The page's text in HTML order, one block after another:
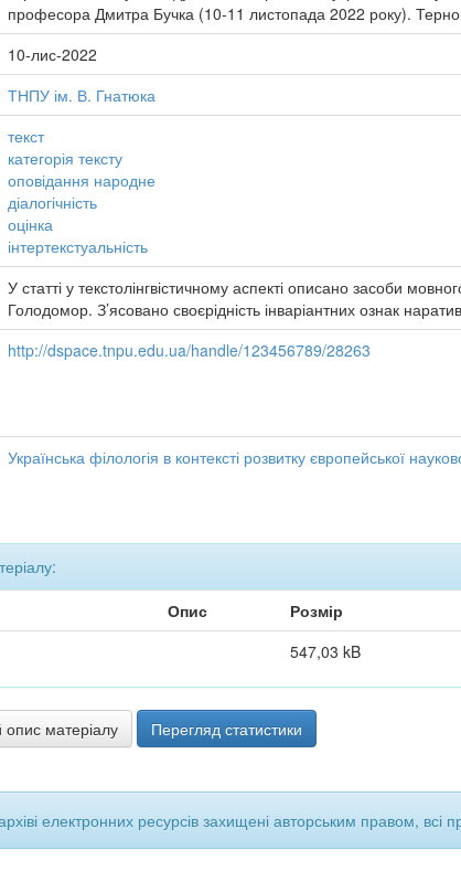
професора Дмитра Бучка (10-11 листопада 2022 року).
10-лис-2022
ТНПУ ім. В. Гнатюка
текст
категорія тексту
оповідання народне
діалогічність
оцінка
інтертекстуальність
У статті у текстолінгвістичному аспекті описано засоби
Голодомор. З’ясовано своєрідність інваріантних ознак
http://dspace.tnpu.edu.ua/handle/123456789/28263
Українська філологія в контексті розвитку європейської
Опис Розмір
547,03 kB
матеріалу Перегляд статистики
електронних ресурсів захищені авторським правом, всі